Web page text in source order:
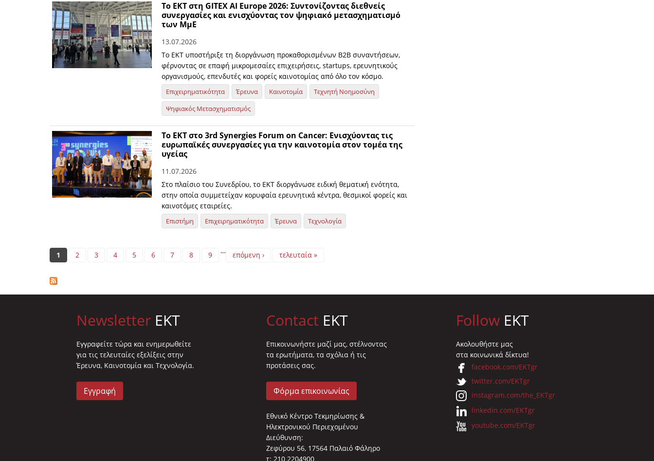
Το ΕΚΤ στη GITEX AI Europe 2026: Συντονίζοντας διεθνείς
συνεργασίες και ενισχύοντας τον ψηφιακό μετασχηματισμό
των ΜμΕ
13.07.2026
Το ΕΚΤ υποστήριξε τη διοργάνωση προκαθορισμένων Β2Β συναντήσεων,
φέρνοντας σε επαφή μικρομεσαίες επιχειρήσεις, startups, ερευνητικούς
οργανισμούς, επενδυτές και φορείς καινοτομίας από όλο τον κόσμο.
Επιχειρηματικότητα Έρευνα Καινοτομία
Τεχνητή Νοημοσύνη
Ψηφιακός Μετασχηματισμός
Το ΕΚΤ στο 3rd Synergies Forum on Cancer: Ενισχύοντας τις
ευρωπαϊκές συνεργασίες για την καινοτομία στον τομέα της
υγείας
11.07.2026
Στο πλαίσιο του Συνεδρίου, το ΕΚΤ διοργάνωσε ειδική θεματική ενότητα,
στην οποία συμμετείχαν κορυφαία ερευνητικά κέντρα, θεσμικοί φορείς και
καινοτόμες εταιρείες.
Επιστήμη Επιχειρηματικότητα Έρευνα Τεχνολογία
Pages
1 2 3 4 5 6 7 8 9 … επόμενη › τελευταία »
Newsletter EKT
Eγγραφείτε τώρα και ενημερωθείτε
για τις τελευταίες εξελίξεις στην
Έρευνα, Καινοτομία και Τεχνολογία.
Εγγραφή
Contact EKT
Επικοινωνήστε μαζί μας, στέλνοντας
τα ερωτήματα, τα σχόλια ή τις
προτάσεις σας.
Φόρμα επικοινωνίας
Εθνικό Κέντρο Τεκμηρίωσης &
Ηλεκτρονικού Περιεχομένου
Διεύθυνση:
Ζεφύρου 56, 17564 Παλαιό Φάληρο
τ: 210 2204900
Follow EKT
Ακολουθήστε μας
στα κοινωνικά δίκτυα!
facebook.com/EKTgr
twitter.com/EKTgr
instagram.com/the_EKTgr
linkedin.com/EKTgr
youtube.com/EKTgr